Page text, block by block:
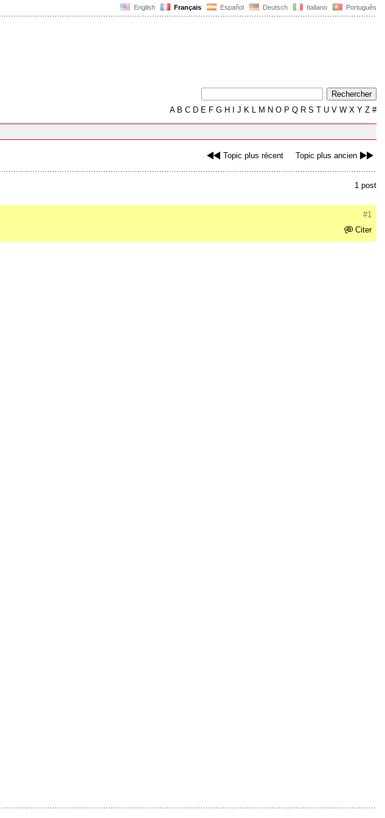
English Français Español Deutsch Italiano Português
AB C D E F G H J K L M N O P Q R S T U V W X Y Z #
Topic plus récent Topic plus ancien
1 post
#1
Citer